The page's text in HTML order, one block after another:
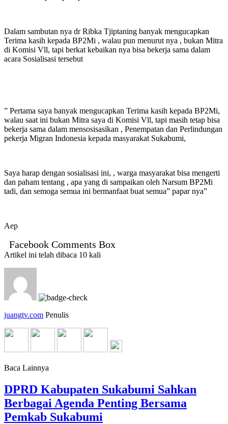
Dalam sambutan nya dr Ribka Tjiptaning banyak mengucapkan
Terima kasih kepada BP2Mi , walau pun menurut nya , bukan Mitra
di Komisi Vll, tapi berkat kebaikan nya bisa bekerja sama dalam
acara Sosialisasi tersebut
” Pertama saya banyak mengucapkan Terima kasih kepada BP2Mi,
walau saat ini bukan Mitra saya di Komisi Vll, tapi masih tetap bisa
bekerja sama dalam mensosisasikan , Penempatan dan Perlindungan
pekerja Migran Indonesia kepada masyarakat Sukabumi,
Saya harap dengan sosialisasi ini, , warga masyarakat bisa mengerti
dan paham tentang , apa yang di sampaikan oleh Narsum BP2Mi
tadi, dan semoga semua ini bermanfaat buat semua” papar nya”
Aep
Facebook Comments Box
Artikel ini telah dibaca 10 kali
juangtv.com Penulis
Baca Lainnya
DPRD Kabupaten Sukabumi Sahkan
Berbagai Agenda Penting Bersama
Pemkab Sukabumi